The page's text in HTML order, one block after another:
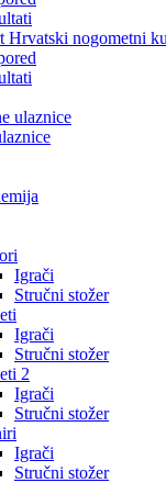
Hrvatski nogometni
ulaznice
Igrači
Stručni stožer
Igrači
Stručni stožer
2
Igrači
Stručni stožer
Igrači
Stručni stožer